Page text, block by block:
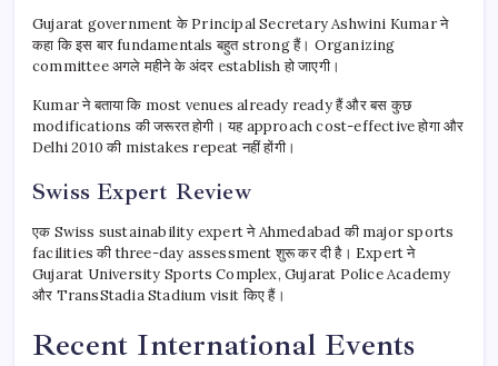
Gujarat government के Principal Secretary Ashwini Kumar ने
कहा कि इस बार fundamentals बहुत strong हैं। Organizing
committee अगले महीने के अंदर establish हो जाएगी।
Kumar ने बताया कि most venues already ready हैं और बस कुछ
modifications की जरूरत होगी। यह approach cost-effective होगा और
Delhi 2010 की mistakes repeat नहीं होंगी।
Swiss Expert Review
एक Swiss sustainability expert ने Ahmedabad की major sports
facilities की three-day assessment शुरू कर दी है। Expert ने
Gujarat University Sports Complex, Gujarat Police Academy
और TransStadia Stadium visit किए हैं।
Recent International Events